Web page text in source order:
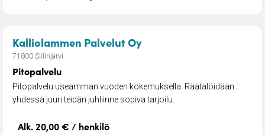
Kalliolammen Palvelut Oy– Pitopalvelu
71800 Siilinjärvi
Pitopalvelu
Pitopalvelu useamman vuoden kokemuksella. Räätälöidään
yhdessä juuri teidän juhliinne sopiva tarjoilu.
Alk. 20,00 € / henkilö